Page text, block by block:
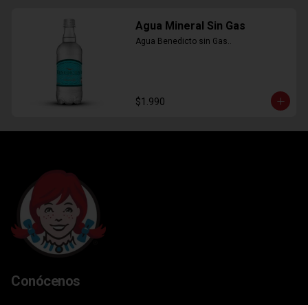
Agua Mineral Sin Gas
Agua Benedicto sin Gas..
$1.990
Conócenos